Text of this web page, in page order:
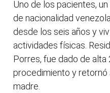
Uno de los pacientes,
de nacionalidad
desde los seis años y
actividades físicas.
Porres, fue dado de alta
procedimiento y retornó
madre.